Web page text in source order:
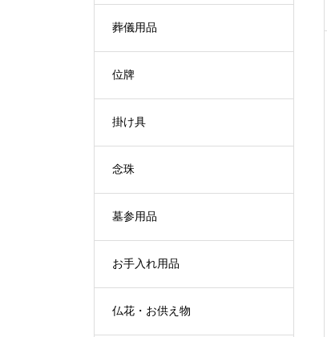
葬儀用品
位牌
掛け具
念珠
墓参用品
お手入れ用品
仏花・お供え物